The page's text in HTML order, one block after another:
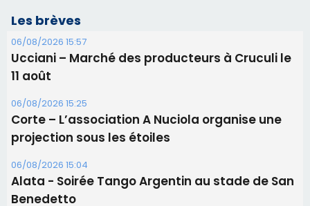
06/08/2026 15:04
Alata - Soirée Tango Argentin au stade de San
Benedetto
05/08/2026 09:53
Biguglia : messe de la Sainte-Marie et
procession le 14 août
31/07/2026 08:24
Tennis - Début ce week-end du tournoi du
RCPV